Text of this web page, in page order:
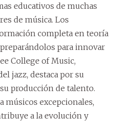
educativos de muchas
de música. Los
completa en teoría
para innovar
College of Music,
jazz, destaca por su
producción de talento.
músicos excepcionales,
a la evolución y